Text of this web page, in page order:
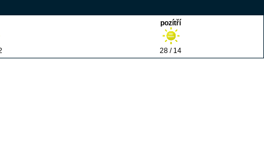
pozítří
28 / 14